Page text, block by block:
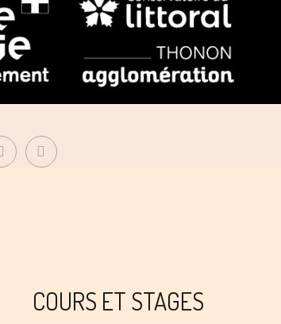
COURS ET STAGES